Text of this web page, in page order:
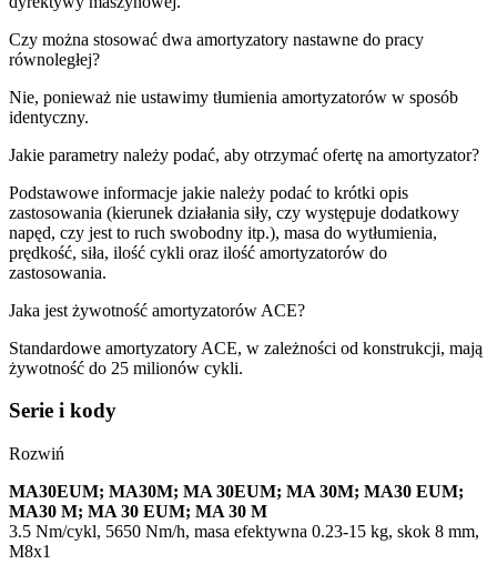
Czy można stosować dwa amortyzatory nastawne do pracy
równoległej?
Nie, ponieważ nie ustawimy tłumienia amortyzatorów w sposób
identyczny.
Jakie parametry należy podać, aby otrzymać ofertę na amortyzator?
Podstawowe informacje jakie należy podać to krótki opis
zastosowania (kierunek działania siły, czy występuje dodatkowy
napęd, czy jest to ruch swobodny itp.), masa do wytłumienia,
prędkość, siła, ilość cykli oraz ilość amortyzatorów do
zastosowania.
Jaka jest żywotność amortyzatorów ACE?
Standardowe amortyzatory ACE, w zależności od konstrukcji, mają
żywotność do 25 milionów cykli.
Serie i kody
Rozwiń
MA30EUM; MA30M; MA 30EUM; MA 30M; MA30 EUM;
MA30 M; MA 30 EUM; MA 30 M
3.5 Nm/cykl, 5650 Nm/h, masa efektywna 0.23-15 kg, skok 8 mm,
M8x1